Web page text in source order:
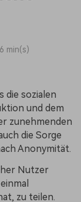
6 min(s)
die sozialen
und dem
zunehmenden
die Sorge
Anonymität.
Nutzer
zu teilen.